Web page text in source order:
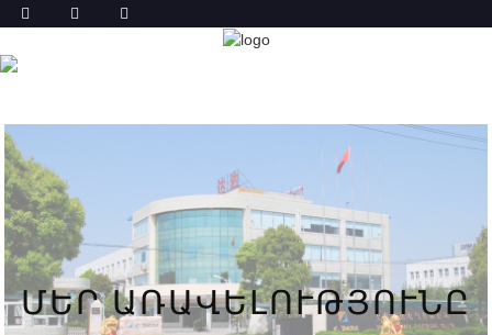
ՄԵՐ ԱՌԱՎԵԼՈՒԹՅՈՒՆԸ
ՄԵՐ ԱՌԱՎԵԼՈՒԹՅՈՒՆԸ